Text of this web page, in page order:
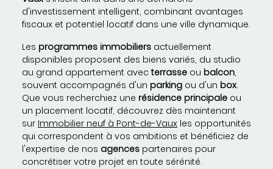
d'investissement intelligent, combinant avantages
fiscaux et potentiel locatif dans une ville dynamique.
Les programmes immobiliers actuellement
disponibles proposent des biens variés, du studio
au grand appartement avecterrasse ou balcon,
souvent accompagnés d'un parking ou d'un box.
Que vous recherchiez une résidence principale ou
un placement locatif, découvrez dès maintenant
sur Immobilier neuf à Pont-de-Vaux les opportunités
qui correspondent à vos ambitions et bénéficiez de
l'expertise de nos agences partenaires pour
concrétiser votre projet en toute sérénité.